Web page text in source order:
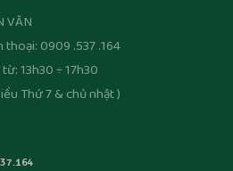
VĂN
thoại: 0909 .537 .164
13h30 ÷ 17h30
Thứ 7 & chủ nhật )